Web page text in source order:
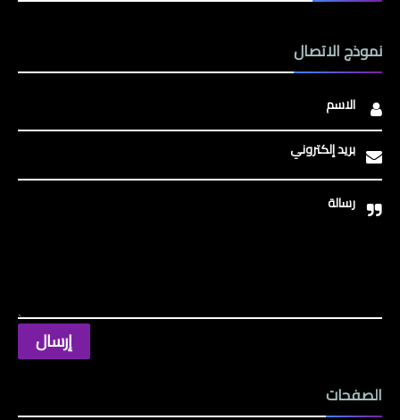
نموذج الاتصال
الاسم
بريد إلكتروني
رسالة
الصفحات